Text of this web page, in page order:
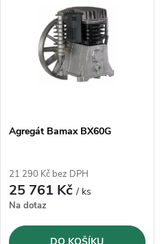
Agregát Bamax BX60G
21 290 Kč bez DPH
25 761 Kč/ ks
Na dotaz